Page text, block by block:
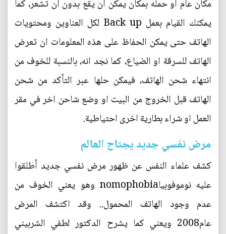
مكان عام او حمله بمكان يمكن ان يقع بدون ان تشعر، كما
يمكنك القيام بعمل Back up لكل العناوين ومحتويات
الهاتف حتى يمكن الحفاظ على هذه المعلومات ان تعرض
الهاتف للسرقة او الضياع، كما نجد انه، بالنسبة للخوف من
انتهاء شحن الهاتف، فيمكن حلها عبر التأكد من شحن
الهاتف قبل الخروج من البيت او وضع شاحن اخر في مقر
العمل او شراء بطارية اخرى احتياطية.
مرض نفسي جديد يجتاح العالم
كشف علماء النفس عن ظهور مرض نفسي جديد أطلقوا
عليه نوموفوبيا‏nomophobia‏ وهو يعني الخوف من
عدم وجود الهاتف المحمول‏..‏ وقد اكتشف المرض
عام2008 ويعني كما يشرح الدكتور لطفي الشربيني